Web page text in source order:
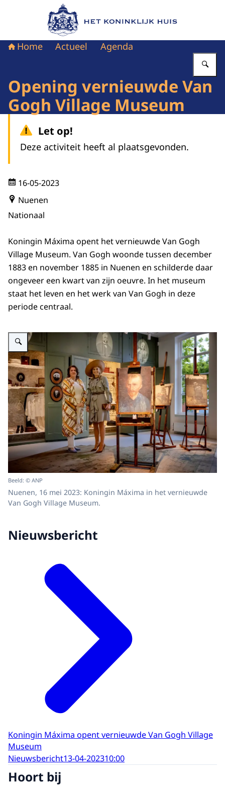
Naar de homepage van Het Koninklijk Huis
Home Actueel Agenda
Opening vernieuwde Van
Gogh Village Museum
Let op!
Deze activiteit heeft al plaatsgevonden.
16-05-2023
Nuenen
Nationaal
Koningin Máxima opent het vernieuwde Van Gogh
Village Museum. Van Gogh woonde tussen december
1883 en november 1885 in Nuenen en schilderde daar
ongeveer een kwart van zijn oeuvre. In het museum
staat het leven en het werk van Van Gogh in deze
periode centraal.
Vergroot afbeelding Koningin Máxima naast werk van Van Gogh
Beeld: © ANP
Nuenen, 16 mei 2023: Koningin Máxima in het vernieuwde
Van Gogh Village Museum.
Nieuwsbericht
Koningin Máxima opent vernieuwde Van Gogh Village
Museum
Nieuwsbericht13-04-202310:00
Hoort bij